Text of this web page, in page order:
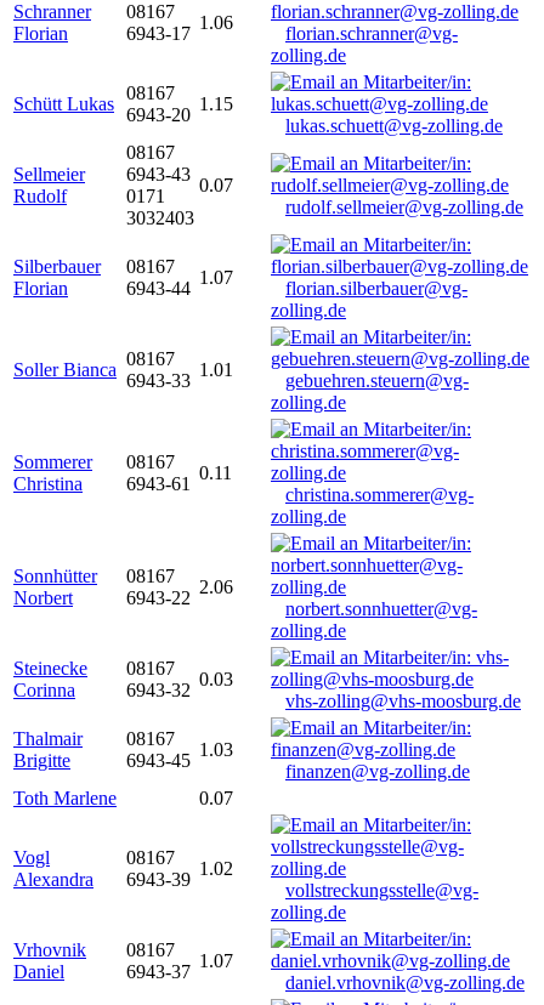
Schranner
Florian
08167
6943-17
1.06
florian.schranner@vg-
zolling.de
Schütt Lukas
08167
6943-20
1.15
lukas.schuett@vg-zolling.de
Sellmeier
Rudolf
08167
6943-43
0171
3032403
0.07
rudolf.sellmeier@vg-zolling.de
Silberbauer
Florian
08167
6943-44
1.07
florian.silberbauer@vg-
zolling.de
Soller Bianca
08167
6943-33
1.01
gebuehren.steuern@vg-
zolling.de
Sommerer
Christina
08167
6943-61
0.11
christina.sommerer@vg-
zolling.de
Sonnhütter
Norbert
08167
6943-22
2.06
norbert.sonnhuetter@vg-
zolling.de
Steinecke
Corinna
08167
6943-32
0.03
vhs-zolling@vhs-moosburg.de
Thalmair
Brigitte
08167
6943-45
1.03
finanzen@vg-zolling.de
Toth Marlene
0.07
Vogl
Alexandra
08167
6943-39
1.02
vollstreckungsstelle@vg-
zolling.de
Vrhovnik
Daniel
08167
6943-37
1.07
daniel.vrhovnik@vg-zolling.de